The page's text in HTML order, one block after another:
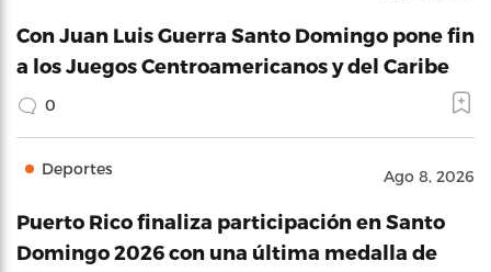
Con Juan Luis Guerra Santo Domingo pone fin
a los Juegos Centroamericanos y del Caribe
0
Deportes Ago 8, 2026
Puerto Rico finaliza participación en Santo
Domingo 2026 con una última medalla de